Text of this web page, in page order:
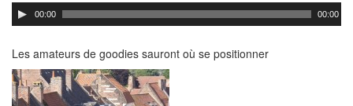
00:00 00:00
Les amateurs de goodies sauront où se positionner